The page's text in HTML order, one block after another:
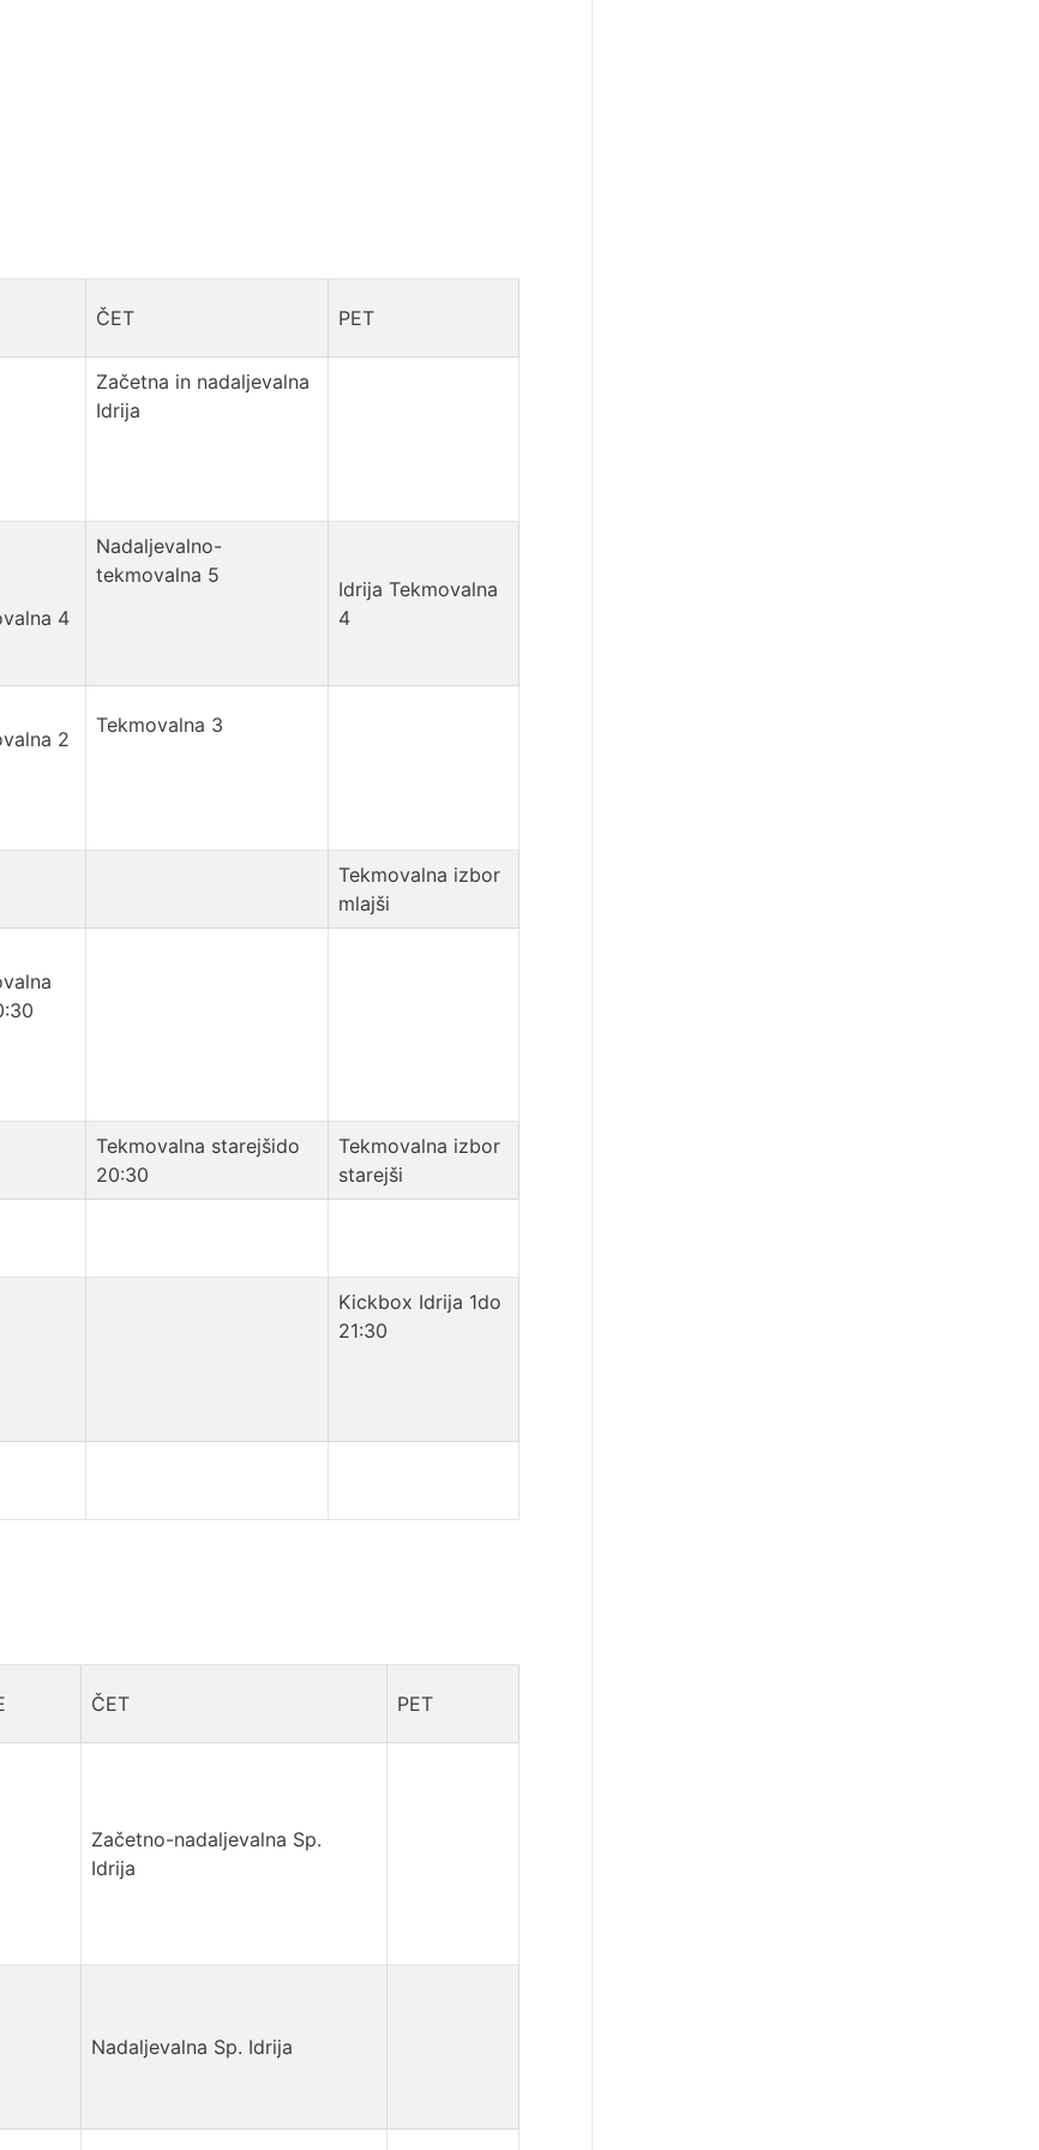
ČET PET
Začetna in nadaljevalna
Idrija
4
Nadaljevalno-
tekmovalna 5
Idrija Tekmovalna
4
2
Tekmovalna 3
Tekmovalna izbor
mlajši
Tekmovalna starejšido
20:30
Tekmovalna izbor
starejši
Kickbox Idrija 1do
21:30
ČET PET
Začetno-nadaljevalna Sp.
Idrija
Nadaljevalna Sp. Idrija